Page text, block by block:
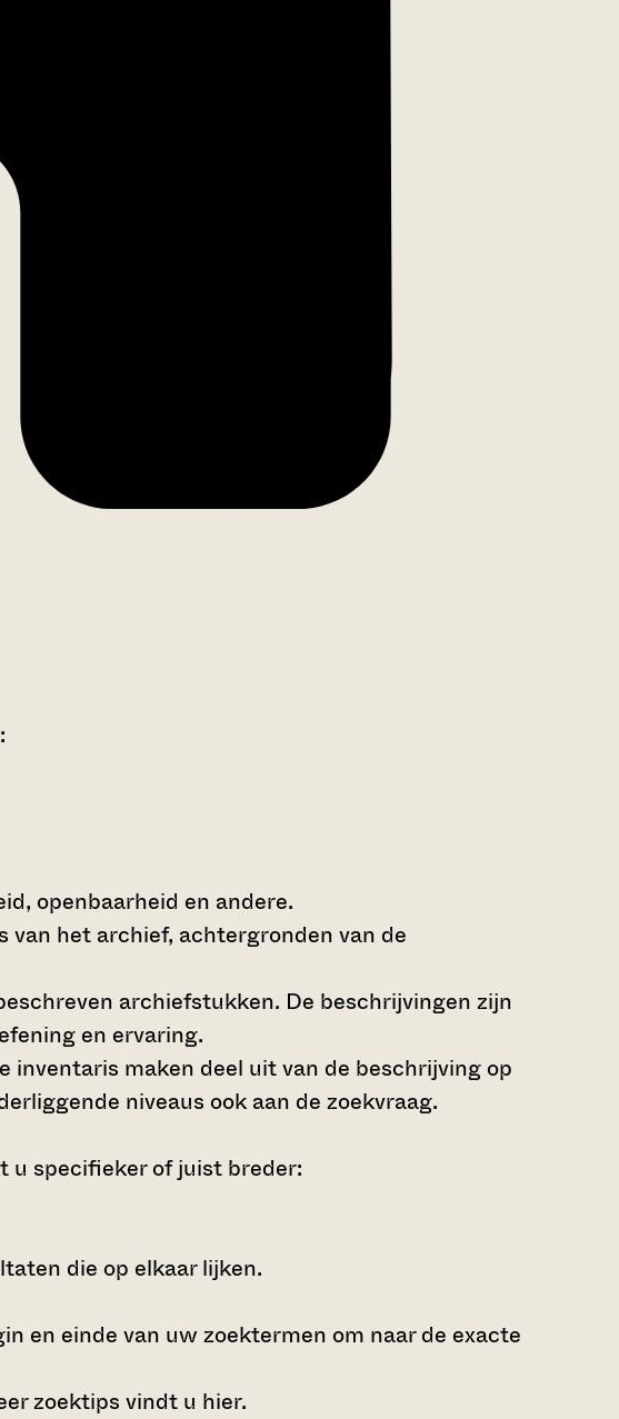
openbaarheid en andere.
het archief, achtergronden van de
archiefstukken. De beschrijvingen zijn
en ervaring.
maken deel uit van de beschrijving op
niveaus ook aan de zoekvraag.
u specifieker of juist breder:
die op elkaar lijken.
en einde van uw zoektermen om naar de exacte
zoektips vindt u hier.